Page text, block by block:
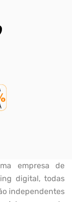
empresa de
digital, todas
independentes